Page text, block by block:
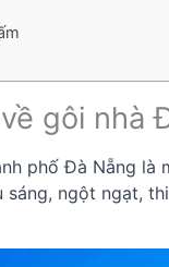
gôi nhà
phố Đà Nẵng là
ngột ngạt,